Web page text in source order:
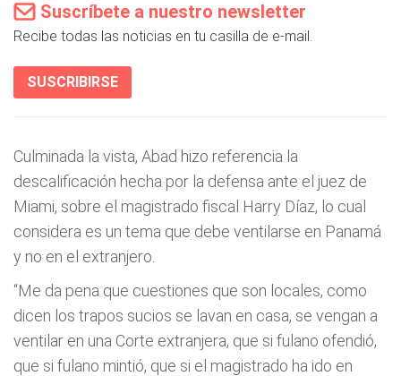
Suscríbete a nuestro newsletter
Recibe todas las noticias en tu casilla de e-mail.
SUSCRIBIRSE
Culminada la vista, Abad hizo referencia la
descalificación hecha por la defensa ante el juez de
Miami, sobre el magistrado fiscal Harry Díaz, lo cual
considera es un tema que debe ventilarse en Panamá
y no en el extranjero.
“Me da pena que cuestiones que son locales, como
dicen los trapos sucios se lavan en casa, se vengan a
ventilar en una Corte extranjera, que si fulano ofendió,
que si fulano mintió, que si el magistrado ha ido en